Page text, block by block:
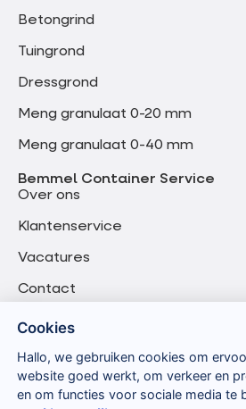
Betongrind
Tuingrond
Dressgrond
Meng granulaat 0-20 mm
Meng granulaat 0-40 mm
Bemmel Container Service
Over ons
Klantenservice
Vacatures
Contact
Cookies
Hallo, we gebruiken cookies om
website goed werkt, om verkeer en
en om functies voor sociale media te